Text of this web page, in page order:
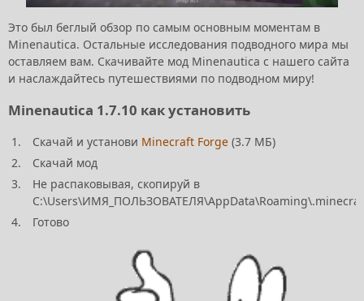
Это был беглый обзор по самым основным моментам в
Minenautica. Остальные исследования подводного мира мы
оставляем вам. Скачивайте мод Minenautica с нашего сайта
и наслаждайтесь путешествиями по подводном миру!
Minenautica 1.7.10 как установить
Скачай и установи Minecraft Forge (3.7 МБ)
Скачай мод
Не распаковывая, скопируй в
Готово